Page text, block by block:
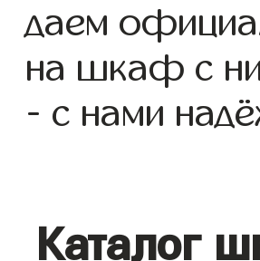
даем
на шкаф с
- с нами
Каталог